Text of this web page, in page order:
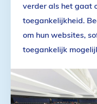
verder als het gaat
toegankelijkheid.
om hun websites,
toegankelijk